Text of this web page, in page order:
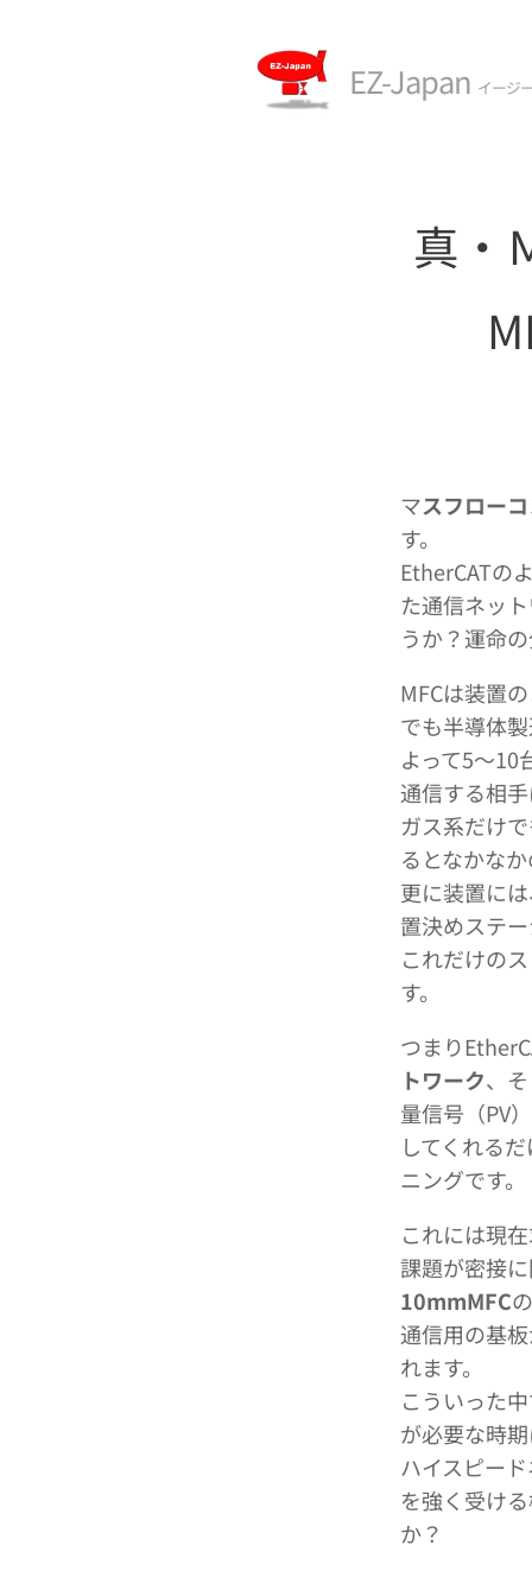
EZ-Japan イージ
真・
マスフローコ
す。
EtherCATの
た通信ネッ
うか？運命
MFCは装置
でも半導体
よって5～10
通信する相手
ガス系だけ
るとなかなか
更に装置に
置決めステ
これだけの
す。
つまり
トワーク、
量信号（PV
してくれる
ニングです。
これには現
課題が密接に
10mmMFC
通信用の基
れます。
こういった
が必要な時
ハイスピー
を強く受け
か？